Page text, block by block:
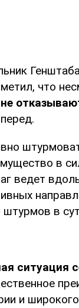
что
в
ведет
в
ситуация
и